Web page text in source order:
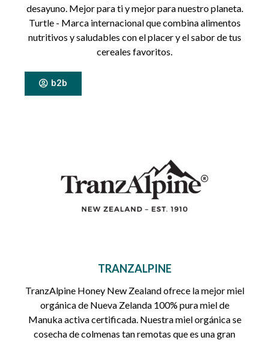
desayuno. Mejor para ti y mejor para nuestro planeta.
Turtle - Marca internacional que combina alimentos
nutritivos y saludables con el placer y el sabor de tus
cereales favoritos.
b2b
TRANZALPINE
TranzAlpine Honey New Zealand ofrece la mejor miel
orgánica de Nueva Zelanda 100% pura miel de
Manuka activa certificada. Nuestra miel orgánica se
cosecha de colmenas tan remotas que es una gran